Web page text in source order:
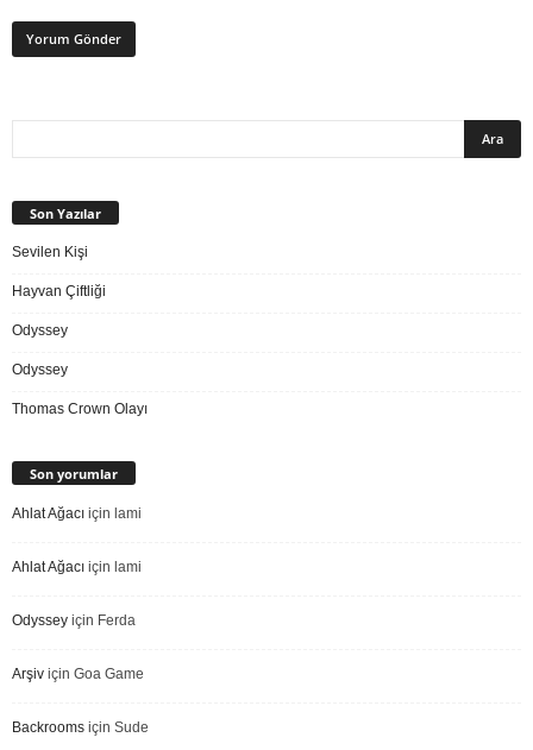
Son Yazılar
Sevilen Kişi
Hayvan Çiftliği
Odyssey
Odyssey
Thomas Crown Olayı
Son yorumlar
Ahlat Ağacı için lami
Ahlat Ağacı için lami
Odyssey için Ferda
Arşiv için Goa Game
Backrooms için Sude